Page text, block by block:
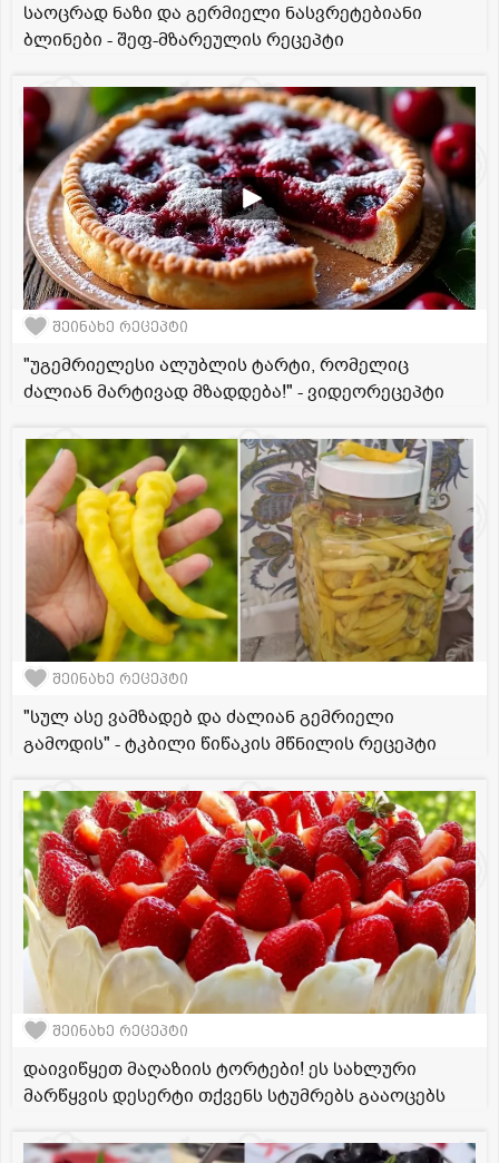
საოცრად ნაზი და გერმიელი ნასვრეტებიანი
ბლინები - შეფ-მზარეულის რეცეპტი
შეინახე რეცეპტი
"უგემრიელესი ალუბლის ტარტი, რომელიც
ძალიან მარტივად მზადდება!" - ვიდეორეცეპტი
შეინახე რეცეპტი
"სულ ასე ვამზადებ და ძალიან გემრიელი
გამოდის" - ტკბილი წიწაკის მწნილის რეცეპტი
შეინახე რეცეპტი
დაივიწყეთ მაღაზიის ტორტები! ეს სახლური
მარწყვის დესერტი თქვენს სტუმრებს გააოცებს